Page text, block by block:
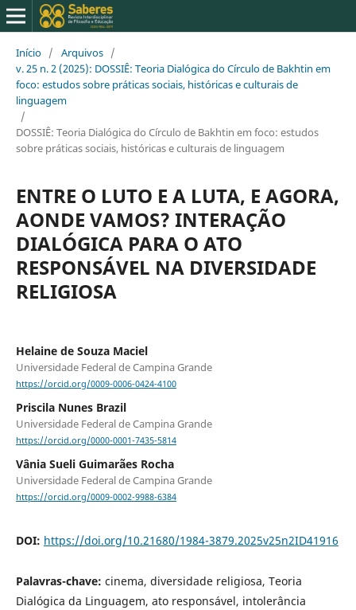
Início / Arquivos /
v. 25 n. 2 (2025): DOSSIÊ: Teoria Dialógica do Círculo de Bakhtin em
foco: estudos sobre práticas sociais, históricas e culturais de
linguagem
/
DOSSIÊ: Teoria Dialógica do Círculo de Bakhtin em foco: estudos
sobre práticas sociais, históricas e culturais de linguagem
ENTRE O LUTO E A LUTA, E AGORA,
AONDE VAMOS? INTERAÇÃO
DIALÓGICA PARA O ATO
RESPONSÁVEL NA DIVERSIDADE
RELIGIOSA
Helaine de Souza Maciel
Universidade Federal de Campina Grande
https://orcid.org/0009-0006-0424-4100
Priscila Nunes Brazil
Universidade Federal de Campina Grande
https://orcid.org/0000-0001-7435-5814
Vânia Sueli Guimarães Rocha
Universidade Federal de Campina Grande
https://orcid.org/0009-0002-9988-6384
DOI: https://doi.org/10.21680/1984-3879.2025v25n2ID41916
Palavras-chave: cinema, diversidade religiosa, Teoria
Dialógica da Linguagem, ato responsável, intolerância